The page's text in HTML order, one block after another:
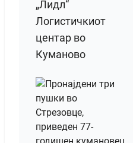
„Лидл“
Логистичкиот
центар во
Куманово